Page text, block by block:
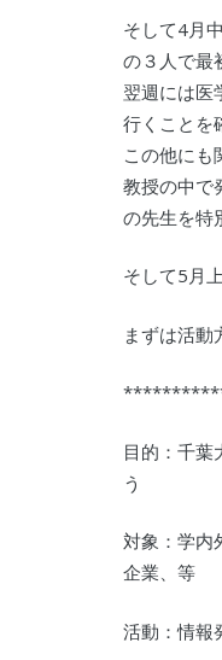
そして4月
の３人で最
翌週には医
行くことを
この他にも
教授の中で
の先生を特
そして5月
まずは活動
目的：千葉
う
対象：学内
企業、等
活動：情報